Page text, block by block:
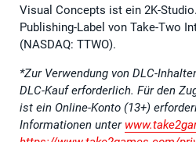
Visual Concepts ist ein 2K-
Publishing-Label von Take-Two
(NASDAQ: TTWO).
*Zur Verwendung von DLC-
DLC-Kauf erforderlich. Für den
ist ein Online-Konto (13+)
Informationen unter